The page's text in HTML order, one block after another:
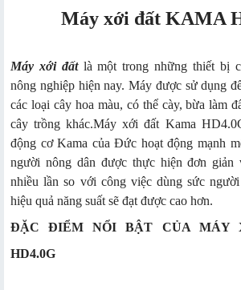
Máy xới đất KAMA
Máy xới đấtlà một trong những thiết bị
nông nghiệp hiện nay. Máy được sử dụng
các loại cây hoa màu, có thể cày, bừa làm
cây trồng khác.Máy xới đất Kama
động cơ Kama của Đức hoạt động mạnh
người nông dân được thực hiện đơn giản
nhiều lần so với công việc dùng sức
hiệu quả năng suất sẽ đạt được cao hơn.
ĐẶC ĐIỂM NỔI BẬT CỦA MÁY
HD4.0G